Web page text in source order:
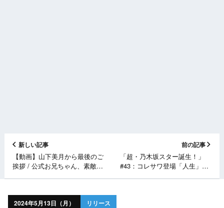
新しい記事
【動画】山下美月から最後のご
挨拶 / 公式お兄ちゃん、素敵な
前の記事
「超・乃木坂スター誕生！」
#43：コレサワ登場「人生」熱
2024年5月13日（月） リリース